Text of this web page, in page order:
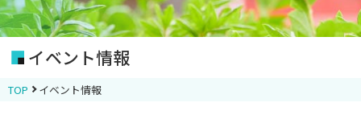
イベント情報
TOP イベント情報